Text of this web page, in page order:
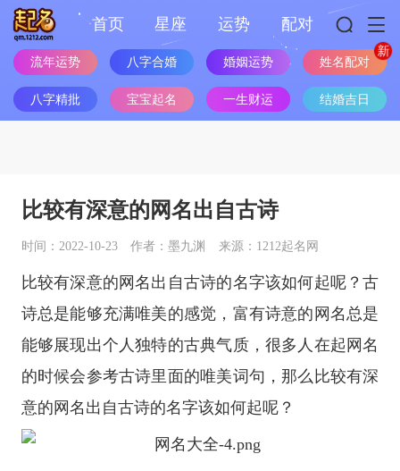
首页 星座 运势 配对
流年运势 八字合婚 婚姻运势 姓名配对
八字精批 宝宝起名 一生财运 结婚吉日
比较有深意的网名出自古诗
时间：2022-10-23 作者：墨九渊 来源：1212起名网
比较有深意的网名出自古诗的名字该如何起呢？古
诗总是能够充满唯美的感觉，富有诗意的网名总是
能够展现出个人独特的古典气质，很多人在起网名
的时候会参考古诗里面的唯美词句，那么比较有深
意的网名出自古诗的名字该如何起呢？